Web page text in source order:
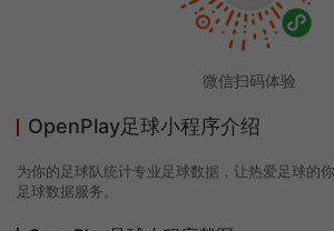
微信扫码体验
OpenPlay足球小程序介绍
为你的足球队统计专业足球数据，让热爱足球的
足球数据服务。